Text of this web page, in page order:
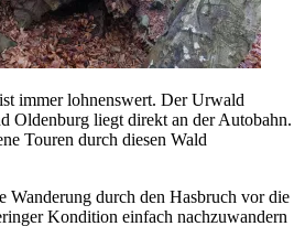
immer lohnenswert. Der Urwald
Oldenburg liegt direkt an der Autobahn.
Touren durch diesen Wald
Wanderung durch den Hasbruch vor die
Kondition einfach nachzuwandern